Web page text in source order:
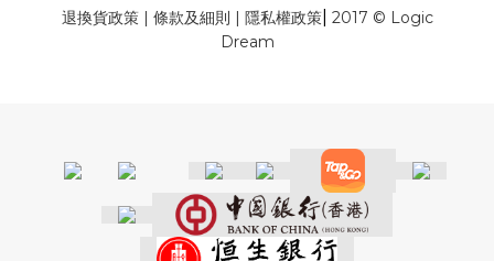
退換貨政策| 條款及細則 | 隱私權政策| 2017 © Logic
Dream